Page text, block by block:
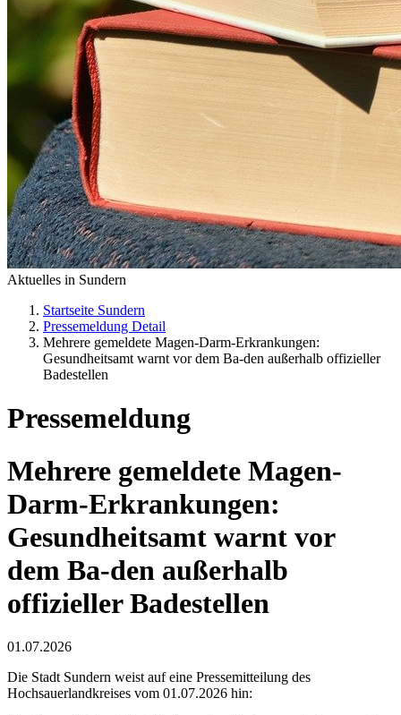
Aktuelles in Sundern
Startseite Sundern
Pressemeldung Detail
Mehrere gemeldete Magen-Darm-Erkrankungen:
Gesundheitsamt warnt vor dem Ba-den außerhalb offizieller
Badestellen
Pressemeldung
Mehrere gemeldete Magen-
Darm-Erkrankungen:
Gesundheitsamt warnt vor
dem Ba-den außerhalb
offizieller Badestellen
01.07.2026
Die Stadt Sundern weist auf eine Pressemitteilung des
Hochsauerlandkreises vom 01.07.2026 hin: